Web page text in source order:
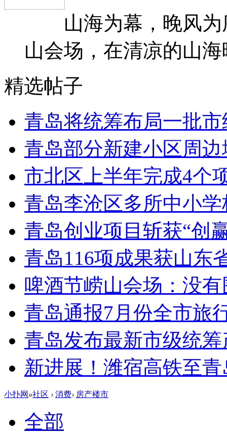
山海为幕，晚风为
山会场，在清凉的山
精选帖子
青岛将统筹布局一批市
青岛部分新建小区周
市北区上半年完成4个
青岛李沧区多所中小
青岛创业项目斩获“创
青岛116项成果获山东
啤酒节崂山会场：没有
青岛通报7月份全市旅
青岛发布最新市级统
新进展！潍宿高铁至
小扑网 »社区 › 消费› 房产楼市
全部